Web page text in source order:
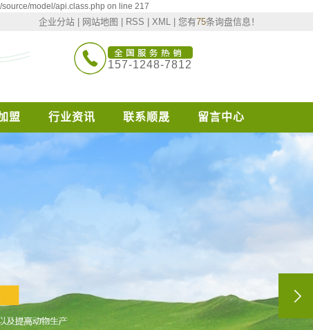
model/api.class.php on line 217
企业分站 网站地图 RSS XML 您有75条询盘信息！
157-1248-7812
盟 行业资讯 联系顺晟 留言中心